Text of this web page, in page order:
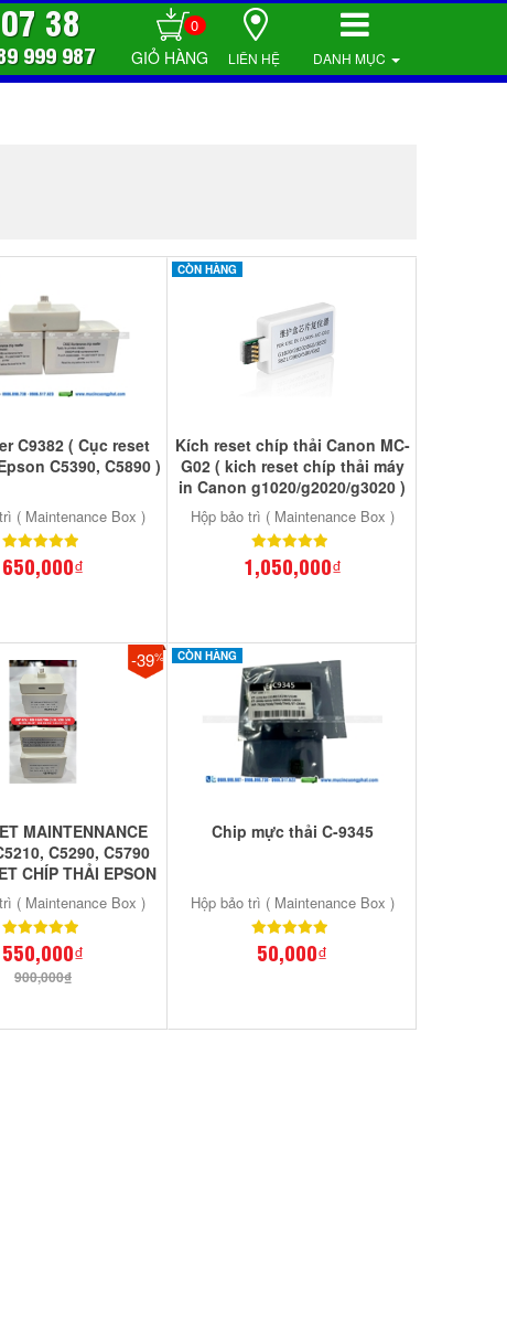
0
DANH MỤC
38
999 987 LIÊN HỆ
C9382 ( Cục reset
C5390, C5890 )
( Maintenance Box )
650,000₫
CÒN HÀNG
Kích reset chíp thải Canon MC-
G02 ( kich reset chíp thải máy
in Canon g1020/g2020/g3020 )
Hộp bảo trì ( Maintenance Box )
1,050,000₫
-39%
MAINTENNANCE
C5290, C5790
CHÍP THẢI EPSON
5290, 5790
( Maintenance Box )
550,000₫
900,000₫
CÒN HÀNG
Chip mực thải C-9345
Hộp bảo trì ( Maintenance Box )
50,000₫